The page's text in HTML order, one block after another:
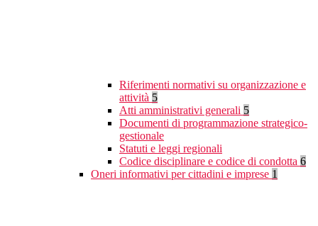
Riferimenti normativi su organizzazione e
attività 5
Atti amministrativi generali 5
Documenti di programmazione strategico-
gestionale
Statuti e leggi regionali
Codice disciplinare e codice di condotta 6
Oneri informativi per cittadini e imprese 1